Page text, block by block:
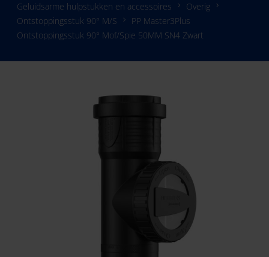
Geluidsarme hulpstukken en accessoires
Overig
Ontstoppingsstuk 90° M/S
PP Master3Plus
Ontstoppingsstuk 90° Mof/Spie 50MM SN4 Zwart